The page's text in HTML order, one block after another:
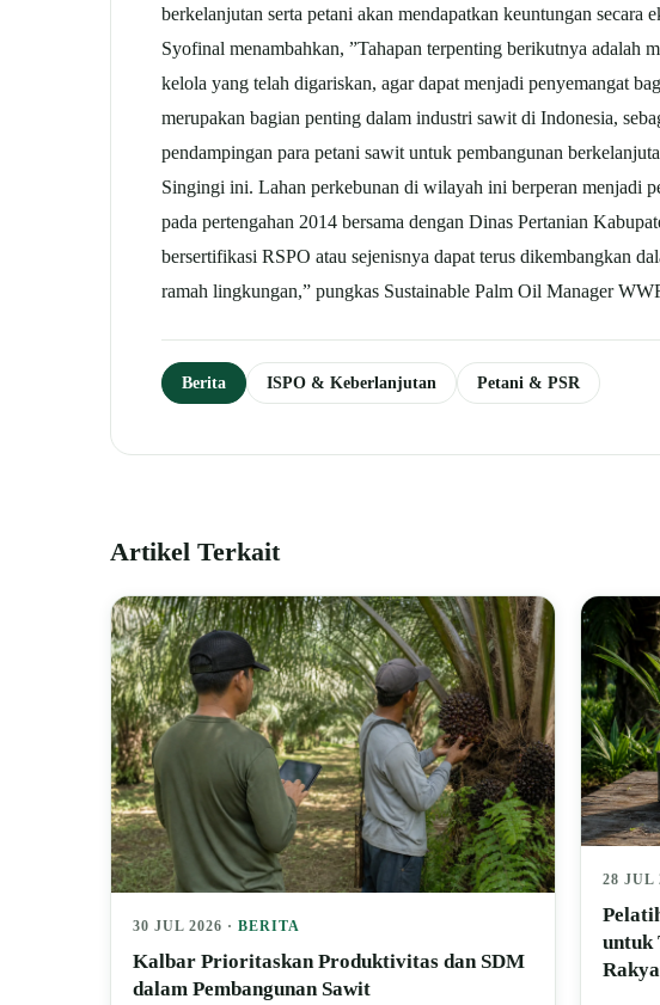
berkelanjutan serta petani akan mendapatkan keuntungan
Syofinal menambahkan, ”Tahapan terpenting berikutnya adalah
kelola yang telah digariskan, agar dapat menjadi penyemangat
merupakan bagian penting dalam industri sawit di Indonesia,
pendampingan para petani sawit untuk pembangunan
Singingi ini. Lahan perkebunan di wilayah ini berperan menjadi
pada pertengahan 2014 bersama dengan Dinas Pertanian
bersertifikasi RSPO atau sejenisnya dapat terus dikembangkan
ramah lingkungan,” pungkas Sustainable Palm Oil Manager
Berita ISPO & Keberlanjutan Petani & PSR
Artikel Terkait
30 JUL 2026 · BERITA
Kalbar Prioritaskan Produktivitas dan SDM
dalam Pembangunan Sawit
28 JUL
untuk